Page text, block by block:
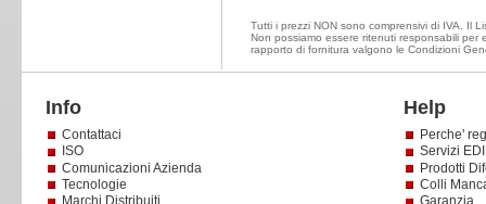
Tutti i prezzi NON sono comprensivi di IVA. Il
Non possiamo essere ritenuti responsabili
rapporto di fornitura valgono le Condizioni
Info Help
Contattaci
ISO
Comunicazioni Azienda
Tecnologie
Perche'
Servizi
Prodotti
Colli